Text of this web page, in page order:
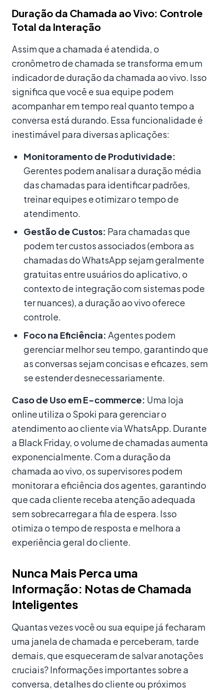
Duração da Chamada ao Vivo: Controle
Total da Interação
Assim que a chamada é atendida, o
cronômetro de chamada se transforma em um
indicador de duração da chamada ao vivo. Isso
significa que você e sua equipe podem
acompanhar em tempo real quanto tempo a
conversa está durando. Essa funcionalidade é
inestimável para diversas aplicações:
Monitoramento de Produtividade:
Gerentes podem analisar a duração média
das chamadas para identificar padrões,
treinar equipes e otimizar o tempo de
atendimento.
Gestão de Custos: Para chamadas que
podem ter custos associados (embora as
chamadas do WhatsApp sejam geralmente
gratuitas entre usuários do aplicativo, o
contexto de integração com sistemas pode
ter nuances), a duração ao vivo oferece
controle.
Foco na Eficiência: Agentes podem
gerenciar melhor seu tempo, garantindo que
as conversas sejam concisas e eficazes, sem
se estender desnecessariamente.
Caso de Uso em E-commerce: Uma loja
online utiliza o Spoki para gerenciar o
atendimento ao cliente via WhatsApp. Durante
a Black Friday, o volume de chamadas aumenta
exponencialmente. Com a duração da
chamada ao vivo, os supervisores podem
monitorar a eficiência dos agentes, garantindo
que cada cliente receba atenção adequada
sem sobrecarregar a fila de espera. Isso
otimiza o tempo de resposta e melhora a
experiência geral do cliente.
Nunca Mais Perca uma
Informação: Notas de Chamada
Inteligentes
Quantas vezes você ou sua equipe já fecharam
uma janela de chamada e perceberam, tarde
demais, que esqueceram de salvar anotações
cruciais? Informações importantes sobre a
conversa, detalhes do cliente ou próximos